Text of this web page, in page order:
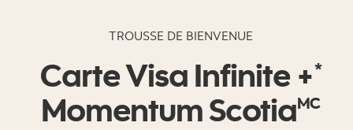
TROUSSE DE BIENVENUE
Carte Visa Infinite +*
Momentum ScotiaMC